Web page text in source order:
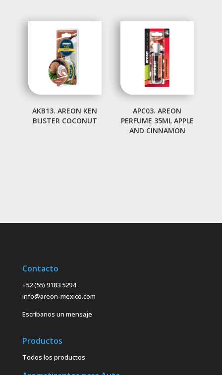
AKB13. AREON KEN
BLISTER COCONUT
APC03. AREON
PERFUME 35ML APPLE
AND CINNAMON
Contacto
+52 (55) 9183 5294
info@areon-mexico.com
Escríbanos un mensaje
Productos
Todos los productos